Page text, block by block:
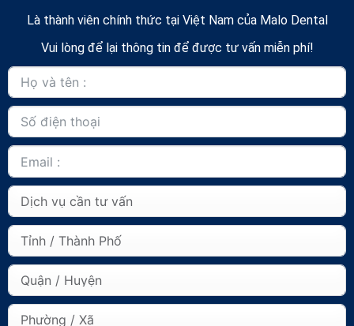
Là thành viên chính thức tại Việt Nam của Malo Dental
Vui lòng để lại thông tin để được tư vấn miễn phí!